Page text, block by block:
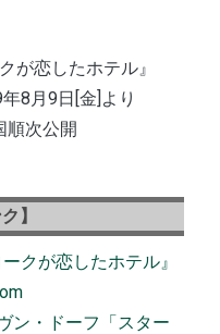
が恋したホテル』
8月9日[金]より
順次公開
】
クが恋したホテル』
ン・ドーフ「スター